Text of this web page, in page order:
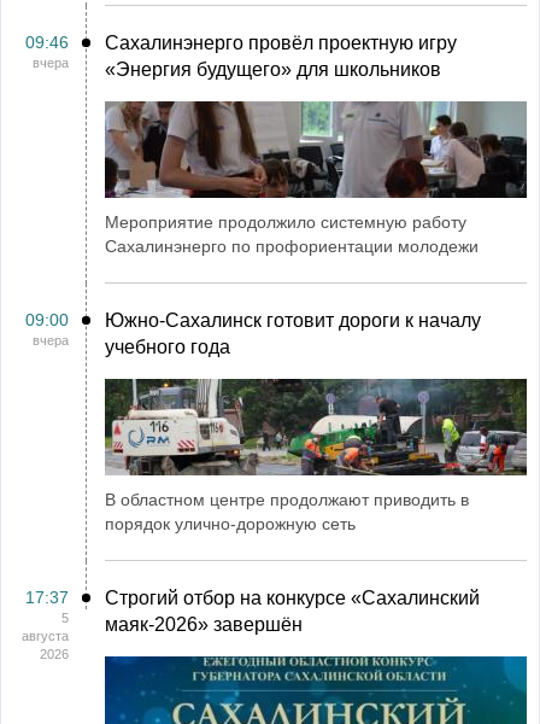
09:46
вчера
Сахалинэнерго провёл проектную игру
«Энергия будущего» для школьников
Мероприятие продолжило системную работу
Сахалинэнерго по профориентации молодежи
09:00
вчера
Южно-Сахалинск готовит дороги к началу
учебного года
В областном центре продолжают приводить в
порядок улично-дорожную сеть
17:37
5
августа
2026
Строгий отбор на конкурсе «Сахалинский
маяк‑2026» завершён